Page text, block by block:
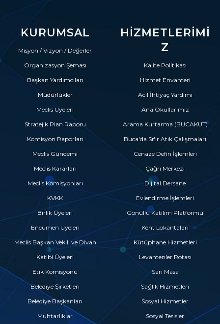
KURUMSAL
Misyon / Vizyon / Değerler
Organizasyon Şeması
Başkan Yardımcıları
Müdürlükler
Meclis Üyeleri
Stratejik Plan Raporu
Komisyon Raporları
Meclis Gündemi
Meclis Kararları
Meclis Komisyonları
KVKK
Birlik Üyeleri
Encümen Üyeleri
Meclis Başkan Vekili ve Divan
Katibi Üyeleri
Etik Komisyonu
Belediye Şirketleri
Belediye Başkanları
Muhtarlıklar
HIZMETLERIMI
Z
Kalite Politikası
Hizmet Envanteri
Acil İhtiyaç Yardımı
Ana Okullarımız
Arama Kurtarma (BUCAKUT)
Buca'da Sıfır Atık Çalışmaları
Cenaze Defin İşlemleri
Çağrı Merkezi
Dijital Dersane
Evlendirme İşlemleri
Gönüllü Katılım Platformu
Kent Lokantaları
Kütüphane Hizmetleri
Levantenler Rotası
Sarı Masa
Sağlık Hizmetleri
Sosyal Hizmetler
Sosyal Tesisler